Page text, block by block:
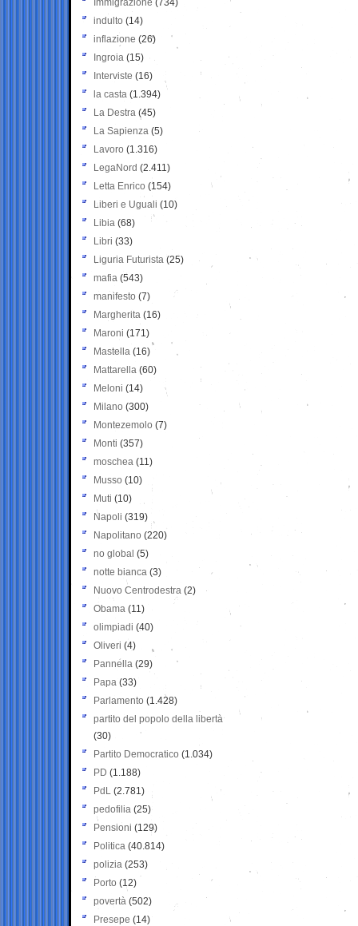
Immigrazione (734)
indulto (14)
inflazione (26)
Ingroia (15)
Interviste (16)
la casta (1.394)
La Destra (45)
La Sapienza (5)
Lavoro (1.316)
LegaNord (2.411)
Letta Enrico (154)
Liberi e Uguali (10)
Libia (68)
Libri (33)
Liguria Futurista (25)
mafia (543)
manifesto (7)
Margherita (16)
Maroni (171)
Mastella (16)
Mattarella (60)
Meloni (14)
Milano (300)
Montezemolo (7)
Monti (357)
moschea (11)
Musso (10)
Muti (10)
Napoli (319)
Napolitano (220)
no global (5)
notte bianca (3)
Nuovo Centrodestra (2)
Obama (11)
olimpiadi (40)
Oliveri (4)
Pannella (29)
Papa (33)
Parlamento (1.428)
partito del popolo della libertà
(30)
Partito Democratico (1.034)
PD (1.188)
PdL (2.781)
pedofilia (25)
Pensioni (129)
Politica (40.814)
polizia (253)
Porto (12)
povertà (502)
Presepe (14)